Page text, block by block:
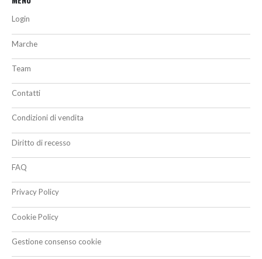
Login
Marche
Team
Contatti
Condizioni di vendita
Diritto di recesso
FAQ
Privacy Policy
Cookie Policy
Gestione consenso cookie